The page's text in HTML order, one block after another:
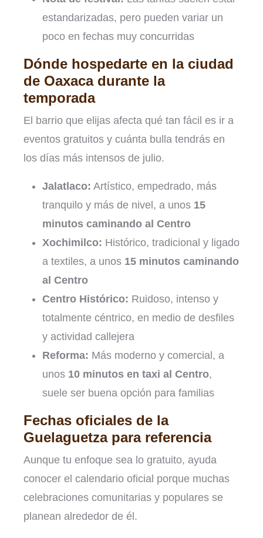
estandarizadas, pero pueden variar un
poco en fechas muy concurridas
Dónde hospedarte en la ciudad
de Oaxaca durante la
temporada
El barrio que elijas afecta qué tan fácil es ir a
eventos gratuitos y cuánta bulla tendrás en
los días más intensos de julio.
Jalatlaco: Artístico, empedrado, más
tranquilo y más de nivel, a unos 15
minutos caminando al Centro
Xochimilco: Histórico, tradicional y ligado
a textiles, a unos 15 minutos caminando
al Centro
Centro Histórico: Ruidoso, intenso y
totalmente céntrico, en medio de desfiles
y actividad callejera
Reforma: Más moderno y comercial, a
unos 10 minutos en taxi al Centro,
suele ser buena opción para familias
Fechas oficiales de la
Guelaguetza para referencia
Aunque tu enfoque sea lo gratuito, ayuda
conocer el calendario oficial porque muchas
celebraciones comunitarias y populares se
planean alrededor de él.